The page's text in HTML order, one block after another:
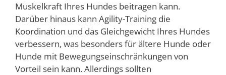
Muskelkraft Ihres Hundes beitragen kann.
Darüber hinaus kann Agility-Training die
Koordination und das Gleichgewicht Ihres Hundes
verbessern, was besonders für ältere Hunde oder
Hunde mit Bewegungseinschränkungen von
Vorteil sein kann. Allerdings sollten